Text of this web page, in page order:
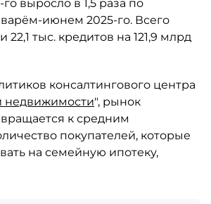
выросло в 1,5 раза по
июнем 2025-го. Всего
тыс. кредитов на 121,9 млрд
консалтингового центра
недвижимости", рынок
к средним
покупателей, которые
на семейную ипотеку,